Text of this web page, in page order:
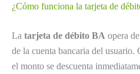
¿Cómo funciona la tarjeta de
La tarjeta de débito BA opera
de la cuenta bancaria del usuario.
el monto se descuenta